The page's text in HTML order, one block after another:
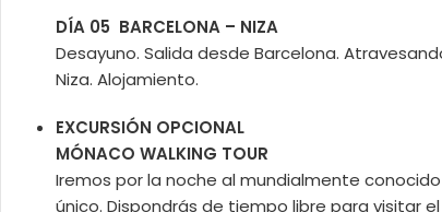
DÍA 05 BARCELONA – NIZA
Desayuno. Salida desde Barcelona.
Niza. Alojamiento.
EXCURSIÓN OPCIONAL
MÓNACO WALKING TOUR
Iremos por la noche al mundialmente
único. Dispondrás de tiempo libre para visitar